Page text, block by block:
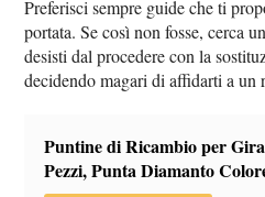
Preferisci sempre guide che ti
portata. Se così non fosse, cerca
desisti dal procedere con la
decidendo magari di affidarti a un
Puntine di Ricambio per
Pezzi, Punta Diamanto